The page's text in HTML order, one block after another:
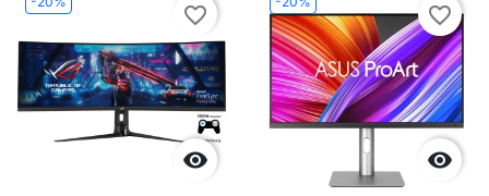

favorite_border

favorite_border